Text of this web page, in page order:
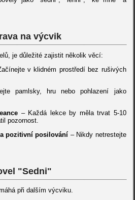
na výcvik
je důležité zajistit několik věcí:
v klidném prostředí bez rušivých
pamlsky, hru nebo pohlazení jako
– Každá lekce by měla trvat 5-10
pozornost.
pozitivní posilování – Nikdy netrestejte
"Sedni"
při dalším výcviku.